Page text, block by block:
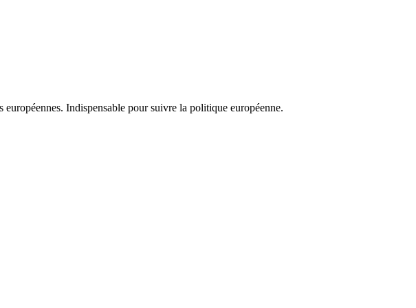
Indispensable pour suivre la politique européenne.